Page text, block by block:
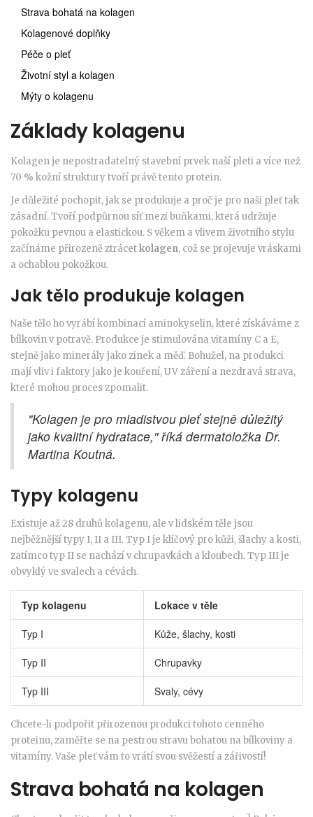
Strava bohatá na kolagen
Kolagenové doplňky
Péče o pleť
Životní styl a kolagen
Mýty o kolagenu
Základy kolagenu
Kolagen je nepostradatelný stavební prvek naší pleti a více než
70 % kožní struktury tvoří právě tento protein.
Je důležité pochopit, jak se produkuje a proč je pro naši pleť tak
zásadní. Tvoří podpůrnou síť mezi buňkami, která udržuje
pokožku pevnou a elastickou. S věkem a vlivem životního stylu
začínáme přirozeně ztrácetkolagen, což se projevuje vráskami
a ochablou pokožkou.
Jak tělo produkuje kolagen
Naše tělo ho vyrábí kombinací aminokyselin, které získáváme z
bílkovin v potravě. Produkce je stimulována vitamíny C a E,
stejně jako minerály jako zinek a měď. Bohužel, na produkci
mají vliv i faktory jako je kouření, UV záření a nezdravá strava,
které mohou proces zpomalit.
"Kolagen je pro mladistvou pleť stejně důležitý
jako kvalitní hydratace," říká dermatoložka Dr.
Martina Koutná.
Typy kolagenu
Existuje až 28 druhů kolagenu, ale v lidském těle jsou
nejběžnější typy I, II a III. Typ I je klíčový pro kůži, šlachy a kosti,
zatímco typ II se nachází v chrupavkách a kloubech. Typ III je
obvyklý ve svalech a cévách.
Typ kolagenu Lokace v těle
Typ I Kůže, šlachy, kosti
Typ II Chrupavky
Typ III Svaly, cévy
Chcete-li podpořit přirozenou produkci tohoto cenného
proteinu, zaměřte se na pestrou stravu bohatou na bílkoviny a
vitamíny. Vaše pleť vám to vrátí svou svěžestí a zářivostí!
Strava bohatá na kolagen